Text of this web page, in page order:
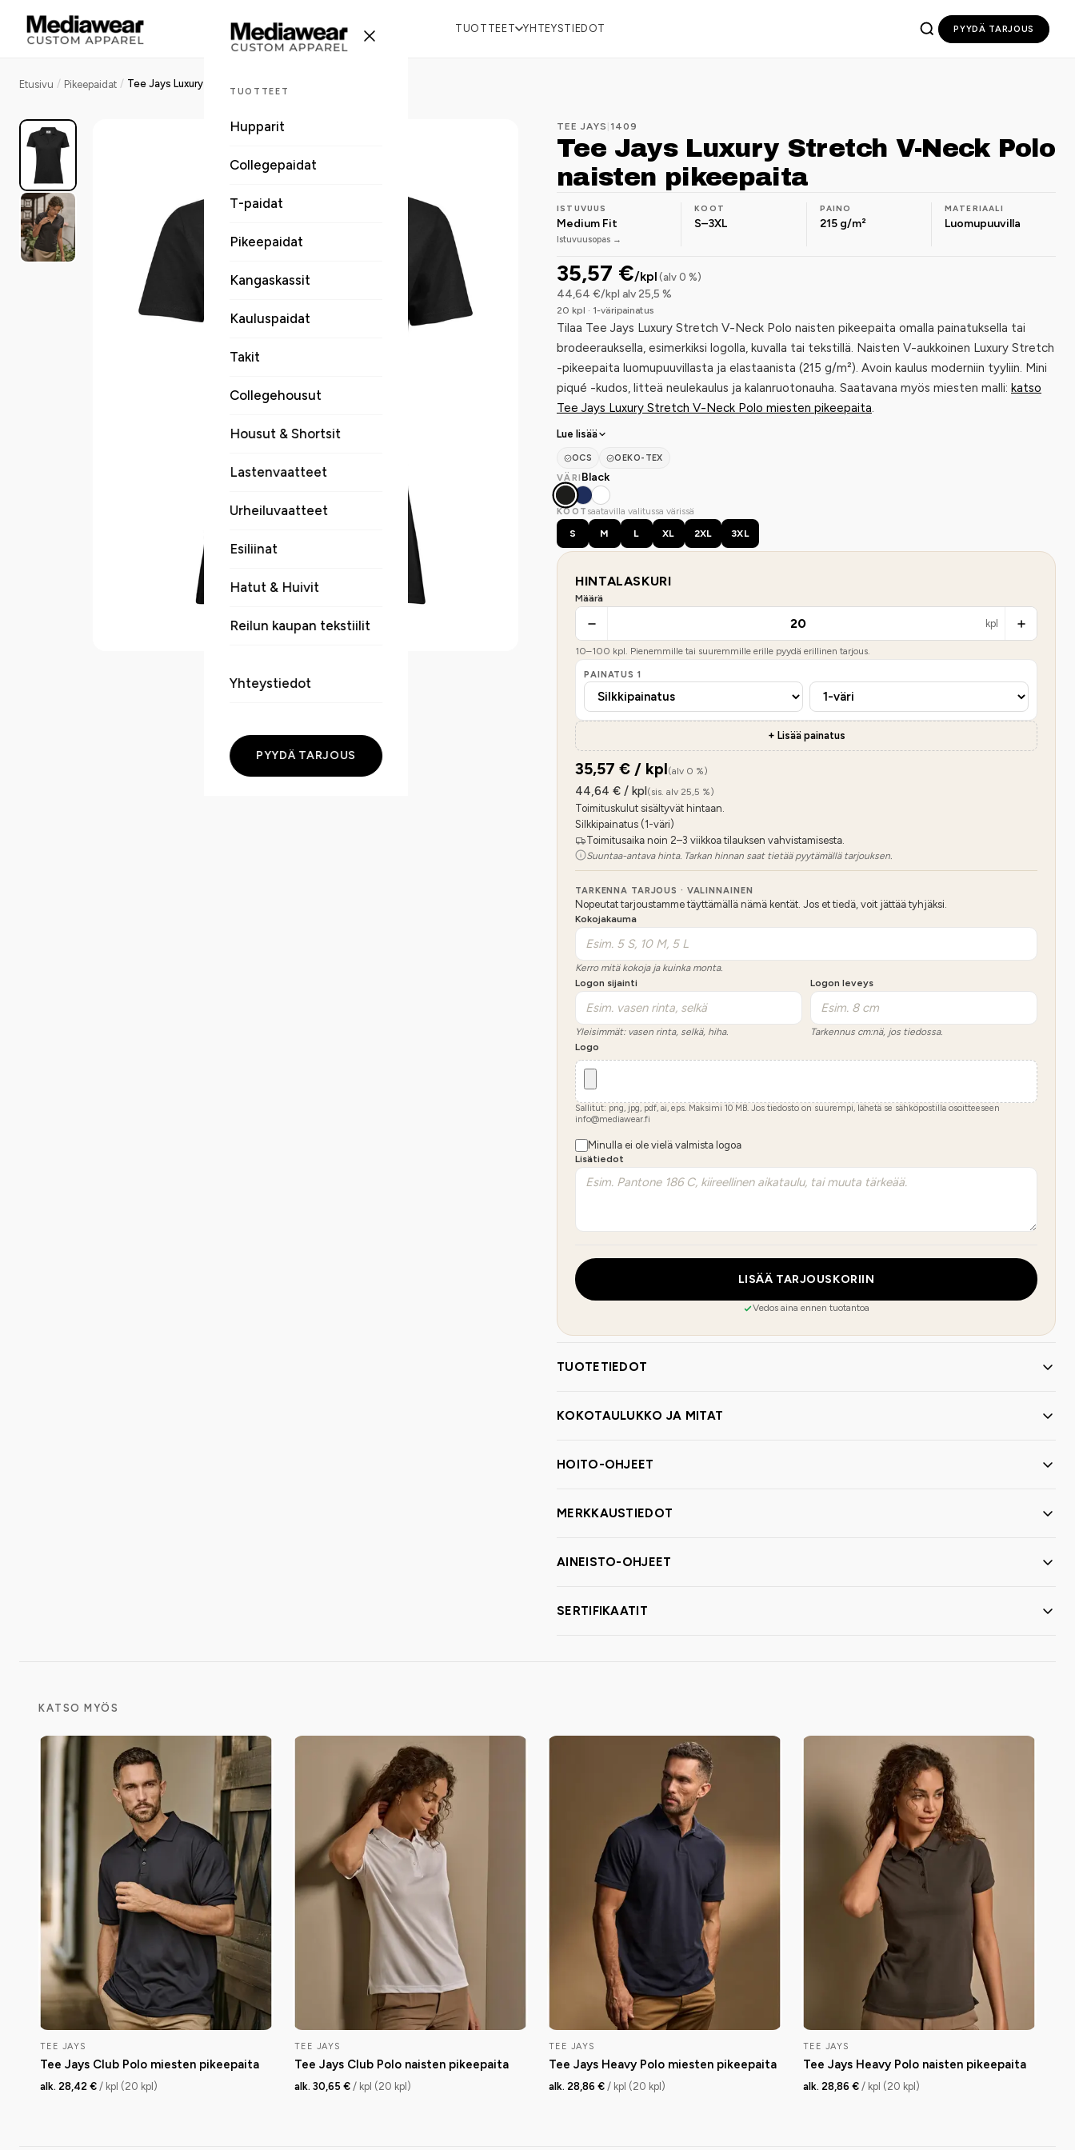
TUOTTEET YHTEYSTIEDOT PYYDÄ TARJOUS
TUOTTEET
Hupparit
Collegepaidat
T-paidat
Pikeepaidat
Kangaskassit
Kauluspaidat
Takit
Collegehousut
Housut & Shortsit
Lastenvaatteet
Urheiluvaatteet
Esiliinat
Hatut & Huivit
Reilun kaupan tekstiilit
Yhteystiedot
PYYDÄ TARJOUS
Etusivu / Pikeepaidat /
TEE JAYS 1409
Tee Jays Luxury Stretch V-Neck Polo
naisten pikeepaita
ISTUVUUS
Medium Fit
Istuvuusopas →
KOOT
S–3XL
PAINO
215 g/m²
MATERIAALI
Luomupuuvilla
35,57 €/kpl (alv 0 %)
44,64 €/kpl alv 25,5 %
20 kpl · 1-väripainatus
Tilaa Tee Jays Luxury Stretch V-Neck Polo naisten pikeepaita omalla painatuksella tai
brodeerauksella, esimerkiksi logolla, kuvalla tai tekstillä. Naisten V-aukkoinen Luxury Stretch
-pikeepaita luomupuuvillasta ja elastaanista (215 g/m²). Avoin kaulus moderniin tyyliin. Mini
piqué -kudos, litteä neulekaulus ja kalanruotonauha. Saatavana myös miesten malli: katso
Tee Jays Luxury Stretch V-Neck Polo miesten pikeepaita.
Lue lisää
OCS
OEKO-TEX
VÄRI Black
KOOT saatavilla valitussa värissä
S
M L XL 2XL 3XL
HINTALASKURI
Määrä
kpl
10–100 kpl. Pienemmille tai suuremmille erille pyydä erillinen tarjous.
PAINATUS 1
+ Lisää painatus
35,57 € / kpl(alv 0 %)
44,64 € / kpl(sis. alv 25,5 %)
Toimituskulut sisältyvät hintaan.
Silkkipainatus (1-väri)
Toimitusaika noin 2–3 viikkoa tilauksen vahvistamisesta.
Suuntaa-antava hinta. Tarkan hinnan saat tietää pyytämällä tarjouksen.
TARKENNA TARJOUS · VALINNAINEN
Nopeutat tarjoustamme täyttämällä nämä kentät. Jos et tiedä, voit jättää tyhjäksi.
Kokojakauma
Kerro mitä kokoja ja kuinka monta.
Logon sijainti
Yleisimmät: vasen rinta, selkä, hiha.
Logon leveys
Tarkennus cm:nä, jos tiedossa.
Logo
Sallitut: png, jpg, pdf, ai, eps. Maksimi 10 MB. Jos tiedosto on suurempi, lähetä se sähköpostilla osoitteeseen
info@mediawear.fi
Minulla ei ole vielä valmista logoa
Lisätiedot
LISÄÄ TARJOUSKORIIN
Vedos aina ennen tuotantoa
TUOTETIEDOT
KOKOTAULUKKO JA MITAT
HOITO-OHJEET
MERKKAUSTIEDOT
AINEISTO-OHJEET
SERTIFIKAATIT
KATSO MYÖS
TEE JAYS
Tee Jays Club Polo miesten pikeepaita
alk. 28,42 € / kpl (20 kpl)
TEE JAYS
Tee Jays Club Polo naisten pikeepaita
alk. 30,65 € / kpl (20 kpl)
TEE JAYS
Tee Jays Heavy Polo miesten pikeepaita
alk. 28,86 € / kpl (20 kpl)
TEE JAYS
Tee Jays Heavy Polo naisten pikeepaita
alk. 28,86 € / kpl (20 kpl)